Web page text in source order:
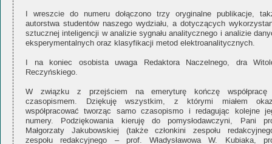
I wreszcie do numeru dołączono trzy oryginalne publikacje,
autorstwa studentów naszego wydziału, a dotyczących
sztucznej inteligencji w analizie sygnału analitycznego i analizie
eksperymentalnych oraz klasyfikacji metod elektroanalitycznych.
I na koniec osobista uwaga Redaktora Naczelnego, dra
Reczyńskiego.
W związku z przejściem na emeryturę kończę
czasopismem. Dziękuję wszystkim, z którymi miałem
współpracować tworząc samo czasopismo i redagując kolejne
numery. Podziękowania kieruję do pomysłodawczyni, Pani
Małgorzaty Jakubowskiej (także członkini zespołu
zespołu redakcyjnego – prof. Władysławowa W. Kubiaka,